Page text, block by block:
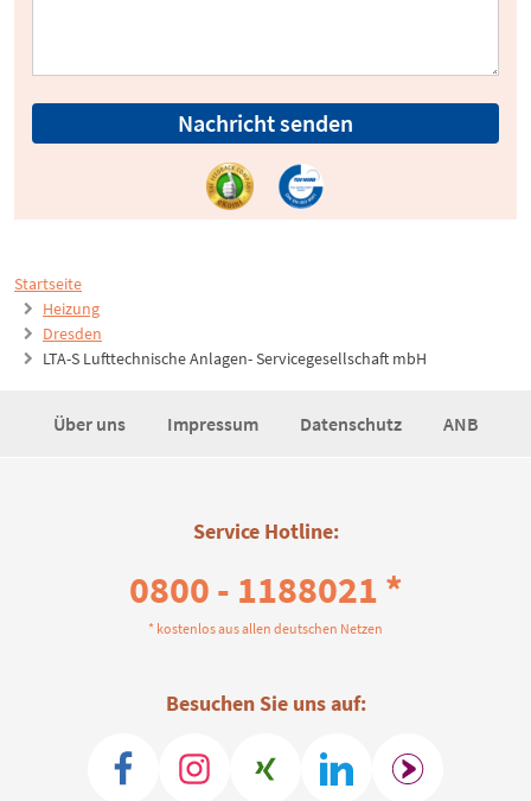
Startseite
Heizung
Dresden
LTA-S Lufttechnische Anlagen- Servicegesellschaft mbH
Nachricht senden
Über uns Impressum Datenschutz ANB
Service Hotline:
0800 - 1188021 *
* kostenlos aus allen deutschen Netzen
Besuchen Sie uns auf: